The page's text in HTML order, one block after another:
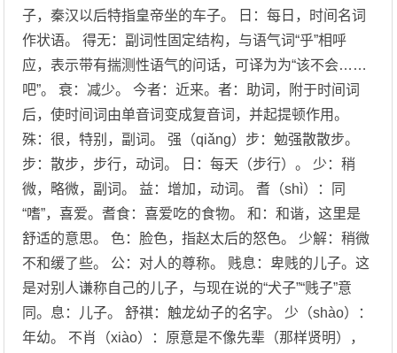
子，秦汉以后特指皇帝坐的车子。 日：每日，时间名词
作状语。 得无：副词性固定结构，与语气词“乎”相呼
应，表示带有揣测性语气的问话，可译为为“该不会……
吧”。 衰：减少。 今者：近来。者：助词，附于时间词
后，使时间词由单音词变成复音词，并起提顿作用。
殊：很，特别，副词。 强（qiǎng）步：勉强散散步。
步：散步，步行，动词。 日：每天（步行）。 少：稍
微，略微，副词。 益：增加，动词。 耆（shì）：同
“嗜”，喜爱。耆食：喜爱吃的食物。 和：和谐，这里是
舒适的意思。 色：脸色，指赵太后的怒色。 少解：稍微
不和缓了些。 公：对人的尊称。 贱息：卑贱的儿子。这
是对别人谦称自己的儿子，与现在说的“犬子”“贱子”意
同。息：儿子。 舒祺：触龙幼子的名字。 少（shào）：
年幼。 不肖（xiào）：原意是不像先辈（那样贤明），